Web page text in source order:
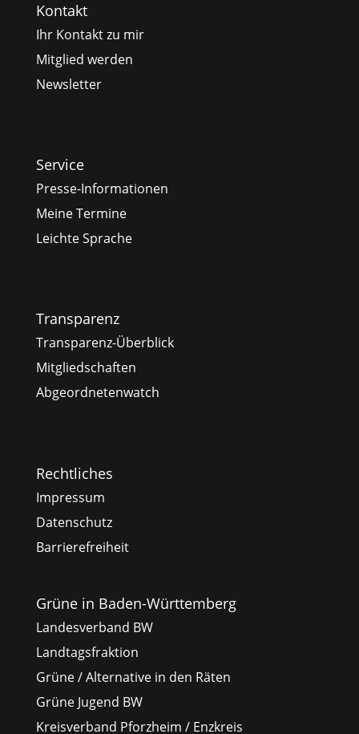
Kontakt
Ihr Kontakt zu mir
Mitglied werden
Newsletter
Service
Presse-Informationen
Meine Termine
Leichte Sprache
Transparenz
Transparenz-Überblick
Mitgliedschaften
Abgeordnetenwatch
Rechtliches
Impressum
Datenschutz
Barrierefreiheit
Grüne in Baden-Württemberg
Landesverband BW
Landtagsfraktion
Grüne / Alternative in den Räten
Grüne Jugend BW
Kreisverband Pforzheim / Enzkreis